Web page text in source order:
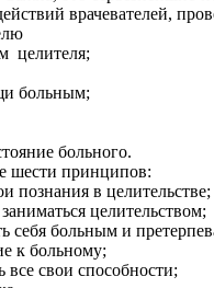
врачевателей,
целителя;
больным;
больного.
шести принципов:
познания в целительстве;
целительством;
себя больным и
к больному;
все свои способности;